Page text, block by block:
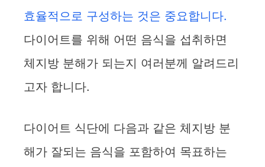
효율적으로 구성하는 것은 중요합니다.
다이어트를 위해 어떤 음식을 섭취하면
체지방 분해가 되는지 여러분께 알려드리
고자 합니다.
다이어트 식단에 다음과 같은 체지방 분
해가 잘되는 음식을 포함하여 목표하는